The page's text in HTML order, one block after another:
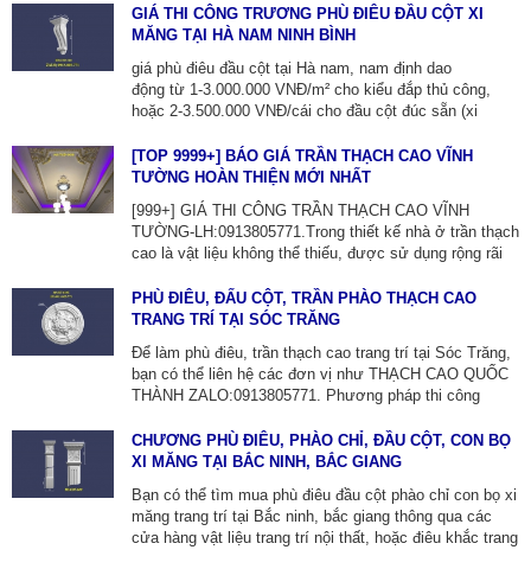
VNĐ/bộ (xi măng), còn con bọ trang trí thường được
tính theo kích thước và mẫu mã, với đơn vị thi công
ZALO: 0913805771
GIÁ THI CÔNG TRƯƠNG PHÙ ĐIÊU ĐẦU CỘT XI
MĂNG TẠI HÀ NAM NINH BÌNH
giá phù điêu đầu cột tại Hà nam, nam định dao
động từ 1-3.000.000 VNĐ/m² cho kiểu đắp thủ công,
hoặc 2-3.500.000 VNĐ/cái cho đầu cột đúc sẵn (xi
việc đắp trực tiếp hay dùng sản phẩm đúc sẵn. Để tìm
nhà thầu thi công phù điêu bạn nên liên hệ với đơn vị
ZALO:0913805771.
[TOP 9999+] BÁO GIÁ TRẦN THẠCH CAO VĨNH
TƯỜNG HOÀN THIỆN MỚI NHẤT
[999+] GIÁ THI CÔNG TRẦN THẠCH CAO VĨNH
TƯỜNG-LH:0913805771.Trong thiết kế nhà ở trần thạch
cao là vật liệu không thể thiếu, được sử dụng rộng rãi
giúp nâng cao vẻ đẹp cho toàn bộ ngôi nhà trở nên ấn
tượng hơn.
PHÙ ĐIÊU, ĐẤU CỘT, TRẦN PHÀO THẠCH CAO
TRANG TRÍ TẠI SÓC TRĂNG
Để làm phù điêu, trần thạch cao trang trí tại Sóc Trăng,
bạn có thể liên hệ các đơn vị như THẠCH CAO QUỐC
THÀNH ZALO:0913805771. Phương pháp thi công
thống khung xương chính và phụ, lắp tấm thạch cao,
xử lý mối nối và hoàn thiện.
CHƯƠNG PHÙ ĐIÊU, PHÀO CHỈ, ĐẦU CỘT, CON BỌ
XI MĂNG TẠI BẮC NINH, BẮC GIANG
Bạn có thể tìm mua phù điêu đầu cột phào chỉ con bọ xi
măng trang trí tại Bắc ninh, bắc giang thông qua các
cửa hàng vật liệu trang trí nội thất, hoặc điêu khắc trang